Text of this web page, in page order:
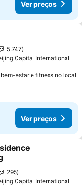
Ver preços
aos favoritos
5.747
Capital International
estar e fitness no local
Ver preços
aos favoritos
295
Capital International